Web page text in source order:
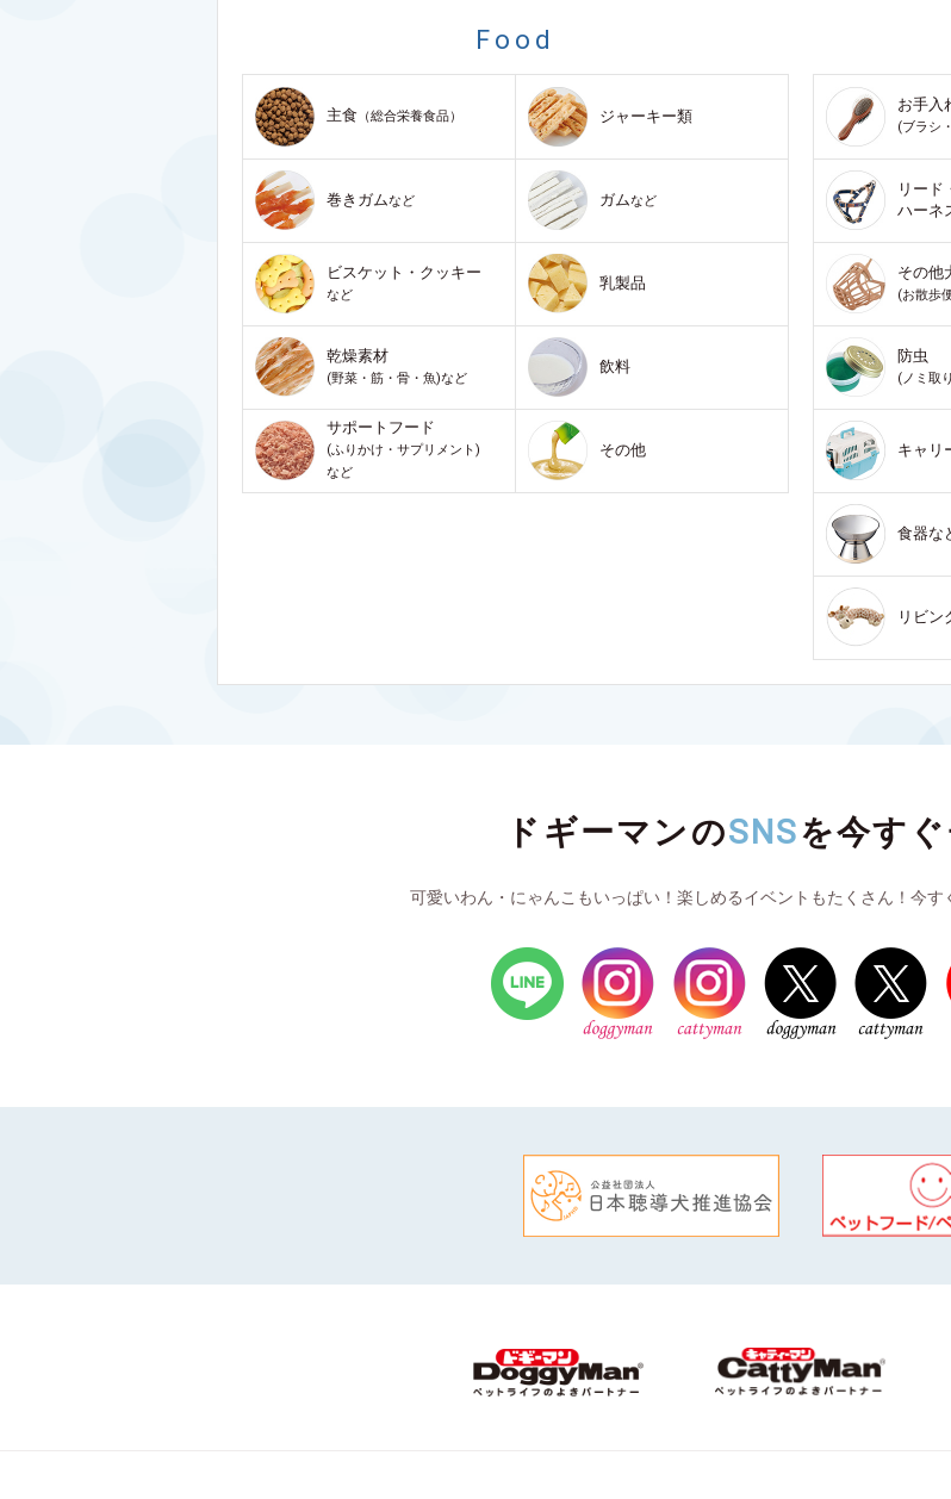
Food
主食 （総合栄養食品） ジャーキー類
巻きガムなど ガムなど
ビスケット・クッキー
など
乳製品
乾燥素材
(野菜・筋・骨・魚)など
飲料
サポートフード
(ふりかけ・サプリメント)
など
その他
お手入
(ブラシ
リード
ハーネ
その他
(お散歩
防虫
(ノミ取
キャリ
食器な
リビン
ドギーマンのSNSを今す
可愛いわん・にゃんこもいっぱい！楽しめるイベントもたくさん！今す